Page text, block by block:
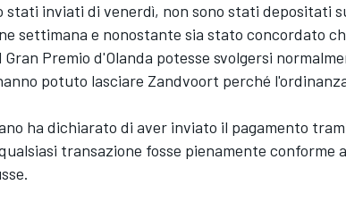
stati inviati di venerdì, non sono stati depositati
settimana e nonostante sia stato concordato
Premio d'Olanda potesse svolgersi
potuto lasciare Zandvoort perché
ha dichiarato di aver inviato il pagamento
transazione fosse pienamente conforme